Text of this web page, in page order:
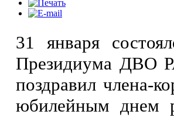
31 января
Президиума ДВО
поздравил члена-
юбилейным днем